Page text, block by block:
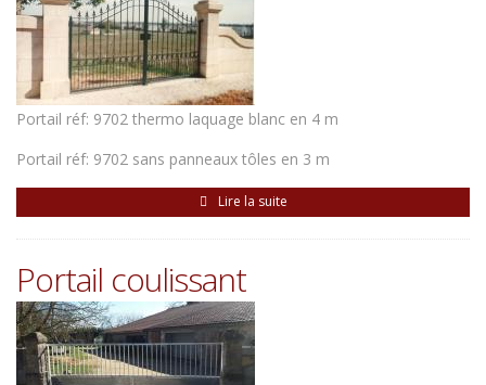
Portail réf: 9702 thermo laquage blanc en 4 m
Portail réf: 9702 sans panneaux tôles en 3 m
Lire la suite
Portail coulissant